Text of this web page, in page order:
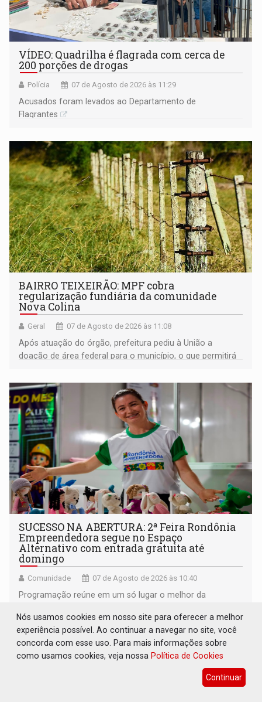
VÍDEO: Quadrilha é flagrada com cerca de
200 porções de drogas
Polícia 07 de Agosto de 2026 às 11:29
Acusados foram levados ao Departamento de
Flagrantes
BAIRRO TEIXEIRÃO: MPF cobra
regularização fundiária da comunidade
Nova Colina
Geral 07 de Agosto de 2026 às 11:08
Após atuação do órgão, prefeitura pediu à União a
doação de área federal para o município, o que permitirá
SUCESSO NA ABERTURA: 2ª Feira Rondônia
Empreendedora segue no Espaço
Alternativo com entrada gratuita até
domingo
Comunidade 07 de Agosto de 2026 às 10:40
Programação reúne em um só lugar o melhor da
Nós usamos cookies em nosso site para oferecer a melhor
experiência possível. Ao continuar a navegar no site, você
concorda com esse uso. Para mais informações sobre
como usamos cookies, veja nossa Política de Cookies
Continuar